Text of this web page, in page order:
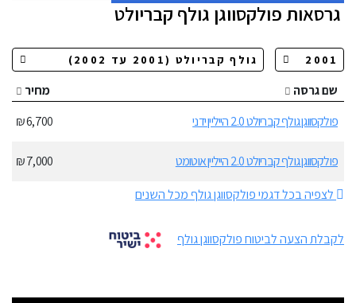
גרסאותפולקסווגן גולף קבריולט
שם גרסה
מחיר
פולקסווגן גולף קבריולט 2.0 הייליין ידני
6,700 ₪
פולקסווגן גולף קבריולט 2.0 הייליין אוטומט
7,000 ₪
לצפיה בכל דגמי פולקסווגן גולף מכל השנים
לקבלת הצעה לביטוח פולקסווגן גולף